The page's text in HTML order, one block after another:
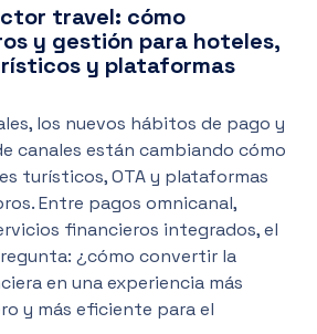
travel: cómo
y gestión para hoteles,
y plataformas
los nuevos hábitos de pago y
canales están cambiando cómo
turísticos, OTA y plataformas
Entre pagos omnicanal,
financieros integrados, el
¿cómo convertir la
en una experiencia más
y más eficiente para el